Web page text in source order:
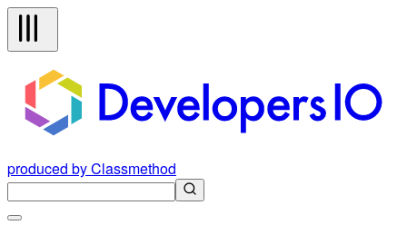
produced by Classmethod